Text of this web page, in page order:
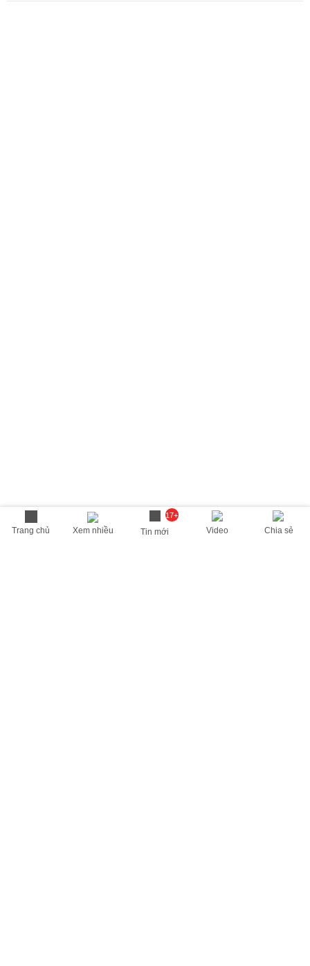
Trang chủ Xem nhiều
17+
Tin mới Video Chia sẻ